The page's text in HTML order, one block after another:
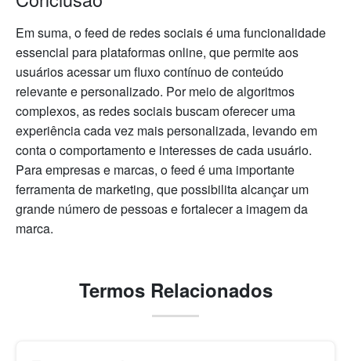
Em suma, o feed de redes sociais é uma funcionalidade
essencial para plataformas online, que permite aos
usuários acessar um fluxo contínuo de conteúdo
relevante e personalizado. Por meio de algoritmos
complexos, as redes sociais buscam oferecer uma
experiência cada vez mais personalizada, levando em
conta o comportamento e interesses de cada usuário.
Para empresas e marcas, o feed é uma importante
ferramenta de marketing, que possibilita alcançar um
grande número de pessoas e fortalecer a imagem da
marca.
Termos Relacionados